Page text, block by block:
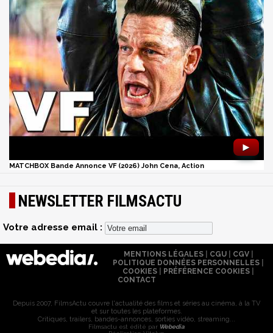
►
MATCHBOX Bande Annonce VF (2026) John Cena, Action
NEWSLETTER FILMSACTU
Votre adresse email :
MENTIONS LÉGALES| CGU| CGV|
POLITIQUE DONNÉES PERSONNELLES
COOKIES
PRÉFÉRENCE COOKIES
CONTACT
Depuis 2007, FilmsActu couvre l'actualité des films et séries au cinéma, à la TV
et sur toutes les plateformes.
Critiques, trailers, bandes-annonces, sorties vidéo, streaming...
Filmsactu est édité par Webedia